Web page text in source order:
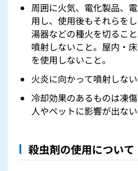
周囲に火気、電化製品、
用し、使用後もそれらを
湯器などの種火を切るこ
噴射しないこと。屋内・
を使用しないこと。
火炎に向かって噴射しない
冷却効果のあるものは凍
人やペットに影響が出な
殺虫剤の使用について